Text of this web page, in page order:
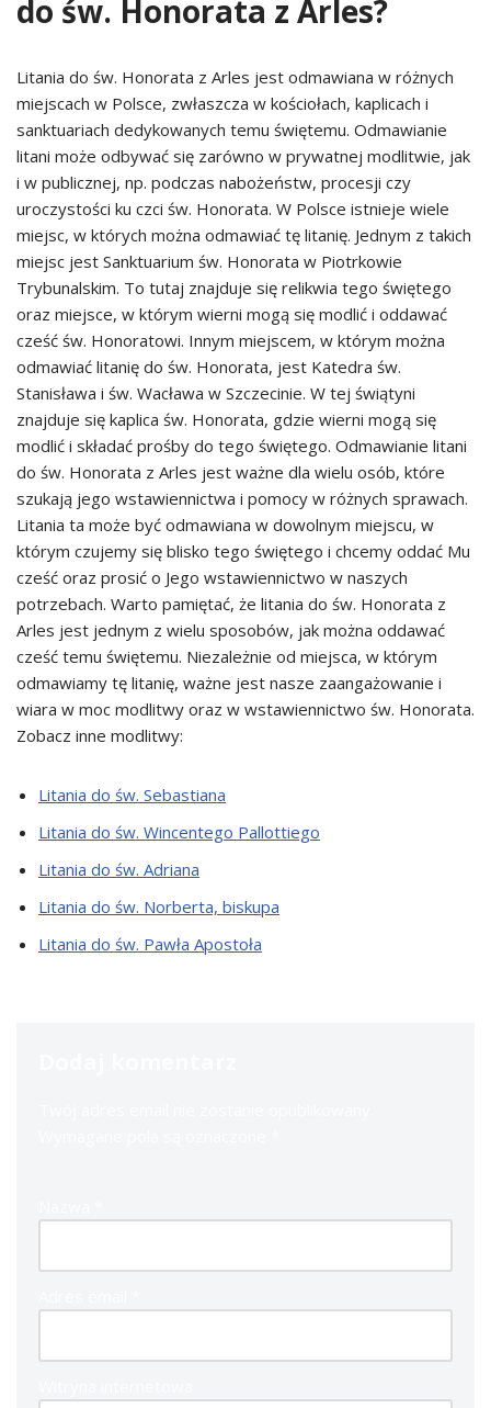
do św. Honorata z Arles?
Litania do św. Honorata z Arles jest odmawiana w różnych
miejscach w Polsce, zwłaszcza w kościołach, kaplicach i
sanktuariach dedykowanych temu świętemu. Odmawianie
litani może odbywać się zarówno w prywatnej modlitwie, jak
i w publicznej, np. podczas nabożeństw, procesji czy
uroczystości ku czci św. Honorata. W Polsce istnieje wiele
miejsc, w których można odmawiać tę litanię. Jednym z takich
miejsc jest Sanktuarium św. Honorata w Piotrkowie
Trybunalskim. To tutaj znajduje się relikwia tego świętego
oraz miejsce, w którym wierni mogą się modlić i oddawać
cześć św. Honoratowi. Innym miejscem, w którym można
odmawiać litanię do św. Honorata, jest Katedra św.
Stanisława i św. Wacława w Szczecinie. W tej świątyni
znajduje się kaplica św. Honorata, gdzie wierni mogą się
modlić i składać prośby do tego świętego. Odmawianie litani
do św. Honorata z Arles jest ważne dla wielu osób, które
szukają jego wstawiennictwa i pomocy w różnych sprawach.
Litania ta może być odmawiana w dowolnym miejscu, w
którym czujemy się blisko tego świętego i chcemy oddać Mu
cześć oraz prosić o Jego wstawiennictwo w naszych
potrzebach. Warto pamiętać, że litania do św. Honorata z
Arles jest jednym z wielu sposobów, jak można oddawać
cześć temu świętemu. Niezależnie od miejsca, w którym
odmawiamy tę litanię, ważne jest nasze zaangażowanie i
wiara w moc modlitwy oraz w wstawiennictwo św. Honorata.
Zobacz inne modlitwy:
Litania do św. Sebastiana
Litania do św. Wincentego Pallottiego
Litania do św. Adriana
Litania do św. Norberta, biskupa
Litania do św. Pawła Apostoła